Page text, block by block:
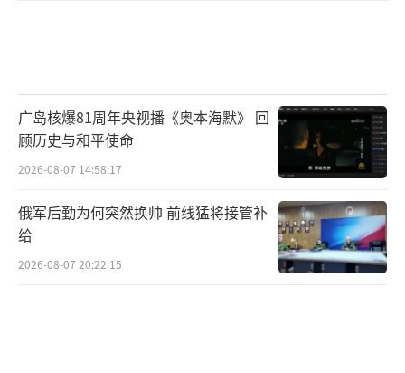
广岛核爆81周年央视播《奥本海默》 回
顾历史与和平使命
2026-08-07 14:58:17
俄军后勤为何突然换帅 前线猛将接管补
给
2026-08-07 20:22:15